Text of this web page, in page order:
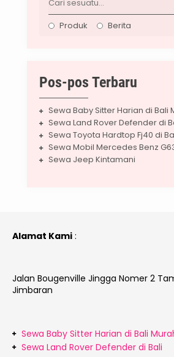
Produk Berita
Pos-pos Terbaru
Sewa Baby Sitter Harian di Bali
Sewa Land Rover Defender di
Sewa Toyota Hardtop Fj40 di
Sewa Mobil Mercedes Benz
Sewa Jeep Kintamani
Alamat Kami:
Jalan Bougenville Jingga Nomer 2
Jimbaran
Sewa Baby Sitter Harian di Bali
Sewa Land Rover Defender di Bali